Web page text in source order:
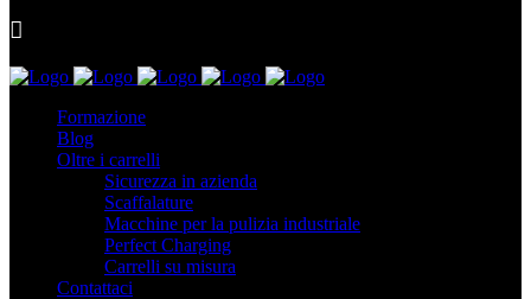
Formazione
Blog
Oltre i carrelli
Sicurezza in azienda
Scaffalature
Macchine per la pulizia industriale
Perfect Charging
Carrelli su misura
Contattaci